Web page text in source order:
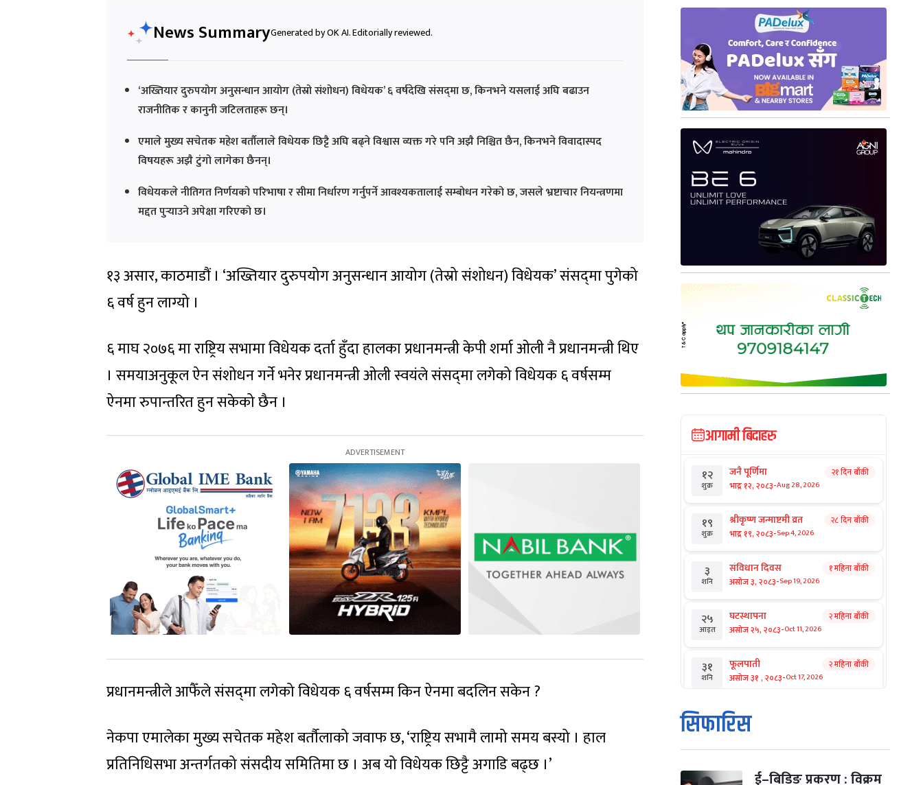
News SummaryGenerated by OK AI. Editorially reviewed.
‘अख्तियार दुरुपयोग अनुसन्धान आयोग (तेस्रो संशोधन) विधेयक’ ६ वर्षदेखि संसद्‍मा छ, किनभने यसलाई अघि बढाउन
राजनीतिक र कानुनी जटिलताहरू छन्।
एमाले मुख्य सचेतक महेश बर्तौलाले विधेयक छिट्टै अघि बढ्ने विश्वास व्यक्त गरे पनि अझै निश्चित छैन, किनभने विवादास्पद
विषयहरू अझै टुंगो लागेका छैनन्।
विधेयकले नीतिगत निर्णयको परिभाषा र सीमा निर्धारण गर्नुपर्ने आवश्यकतालाई सम्बोधन गरेको छ, जसले भ्रष्टाचार नियन्त्रणमा
मद्दत पुर्‍याउने अपेक्षा गरिएको छ।
१३ असार, काठमाडौं । ‘अख्तियार दुरुपयोग अनुसन्धान आयोग (तेस्रो संशोधन) विधेयक’ संसद्‍मा पुगेको
६ वर्ष हुन लाग्यो ।
६ माघ २०७६ मा राष्ट्रिय सभामा विधेयक दर्ता हुँदा हालका प्रधानमन्त्री केपी शर्मा ओली नै प्रधानमन्त्री थिए
। समयाअनुकूल ऐन संशोधन गर्ने भनेर प्रधानमन्त्री ओली स्वयंले संसद्‍मा लगेको विधेयक ६ वर्षसम्म
ऐनमा रुपान्तरित हुन सकेको छैन ।
प्रधानमन्त्रीले आफैँले संसद्‍मा लगेको विधेयक ६ वर्षसम्म किन ऐनमा बदलिन सकेन ?
नेकपा एमालेका मुख्य सचेतक महेश बर्तौलाको जवाफ छ, ‘राष्ट्रिय सभामै लामो समय बस्यो । हाल
प्रतिनिधिसभा अन्तर्गतको संसदीय समितिमा छ । अब यो विधेयक छिट्टै अगाडि बढ्छ ।’
आगामी बिदाहरु
१२
शुक्र
जनै पूर्णिमा
भाद्र १२, २०८३-Aug 28, 2026
२१ दिन बाँकी
१९
शुक्र
श्रीकृष्ण जन्माष्टमी व्रत
भाद्र १९, २०८३-Sep 4, 2026
२८ दिन बाँकी
३
शनि
संविधान दिवस
असोज ३, २०८३-Sep 19, 2026
१ महिना बाँकी
२५
आइत
घटस्थापना
असोज २५, २०८३-Oct 11, 2026
२ महिना बाँकी
३१
शनि
फूलपाती
असोज ३१ , २०८३-Oct 17, 2026
२ महिना बाँकी
१
आइत
कार्तिक सङ्क्रान्ति
कार्तिक १, २०८३
मंगल कार्तिक ३, २०८३-Oct 20, 2026
सिफारिस
ई–बिडिङ प्रकरण : विक्रम